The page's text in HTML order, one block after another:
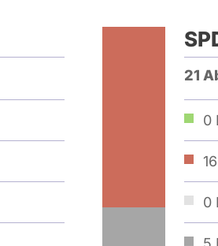
21
0
16
0